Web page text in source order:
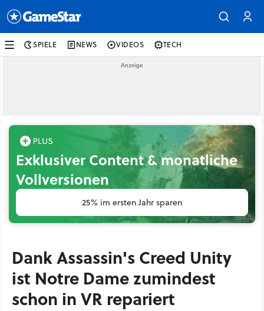
SPIELE NEWS VIDEOS TECH
Exklusiver Content & monatliche
Vollversionen
25% im ersten Jahr sparen
Dank Assassin's Creed Unity
ist Notre Dame zumindest
schon in VR repariert